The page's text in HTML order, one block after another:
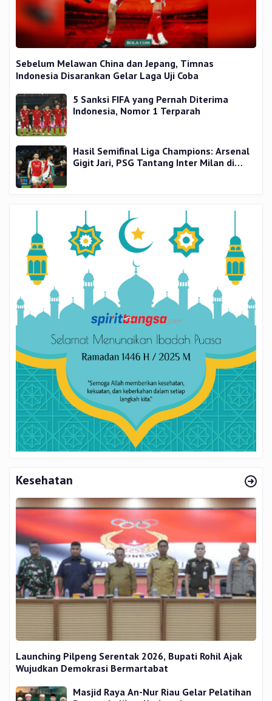
Sebelum Melawan China dan Jepang, Timnas
Indonesia Disarankan Gelar Laga Uji Coba
5 Sanksi FIFA yang Pernah Diterima
Indonesia, Nomor 1 Terparah
Hasil Semifinal Liga Champions: Arsenal
Gigit Jari, PSG Tantang Inter Milan di
Kesehatan
Launching Pilpeng Serentak 2026, Bupati Rohil Ajak
Wujudkan Demokrasi Bermartabat
Masjid Raya An-Nur Riau Gelar Pelatihan